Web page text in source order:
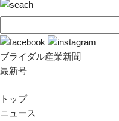
ブライダル産業新聞
最新号
トップ
ニュース